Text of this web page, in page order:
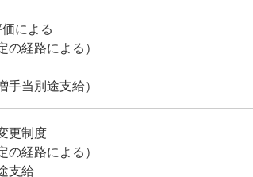
による
の経路による）
手当別途支給）
更制度
の経路による）
支給